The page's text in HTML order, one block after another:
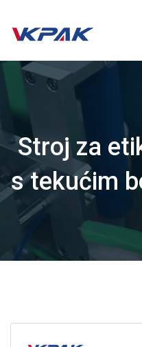
Preskoči
Stroj za
s tekućim